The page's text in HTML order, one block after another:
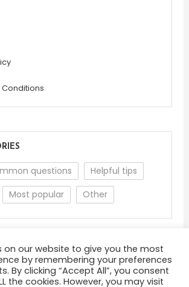
questions
Helpful tips
Most popular Other
on our website to give you the most
by remembering your preferences
By clicking “Accept All”, you consent
the cookies. However, you may visit